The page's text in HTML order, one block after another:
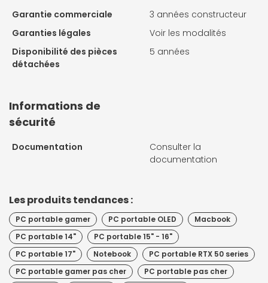
Garantie commerciale
3 années constructeur
Garanties légales
Voir les modalités
Disponibilité des pièces
détachées
5 années
Informations de
sécurité
Documentation
Consulter la
documentation
Les produits tendances :
PC portable gamer PC portable OLED
Macbook
PC portable 14"
PC portable 15" - 16"
PC portable 17"
Notebook
PC portable RTX 50 series
PC portable gamer pas cher
PC portable pas cher